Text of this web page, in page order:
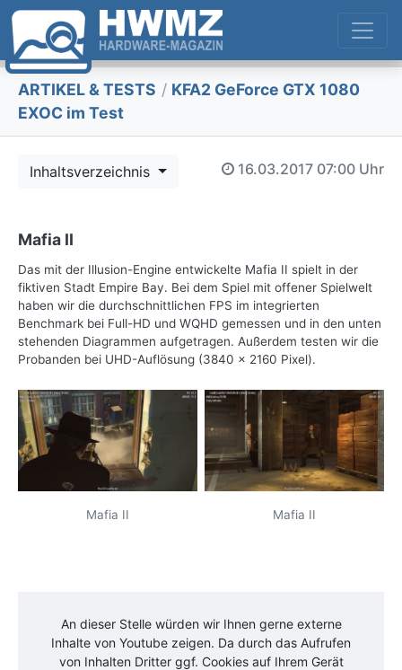
ARTIKEL & TESTS / KFA2 GeForce GTX 1080
EXOC im Test
Inhaltsverzeichnis 16.03.2017 07:00 Uhr
Mafia II
Das mit der Illusion-Engine entwickelte Mafia II spielt in der
fiktiven Stadt Empire Bay. Bei dem Spiel mit offener Spielwelt
haben wir die durchschnittlichen FPS im integrierten
Benchmark bei Full-HD und WQHD gemessen und in den unten
stehenden Diagrammen aufgetragen. Außerdem testen wir die
Probanden bei UHD-Auflösung (3840 x 2160 Pixel).
Mafia II Mafia II
An dieser Stelle würden wir Ihnen gerne externe
Inhalte von Youtube zeigen. Da durch das Aufrufen
von Inhalten Dritter ggf. Cookies auf Ihrem Gerät